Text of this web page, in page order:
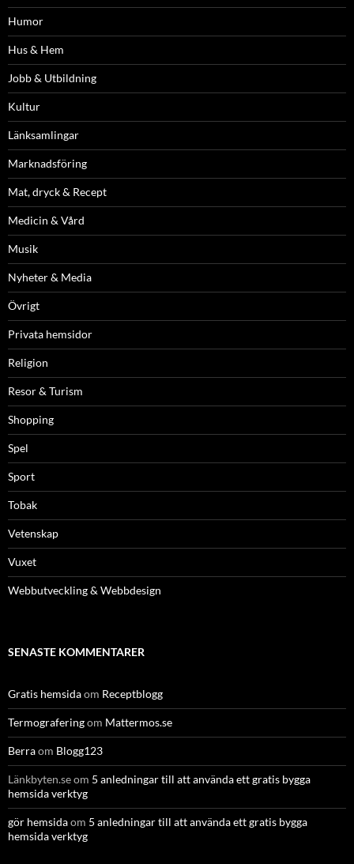
Humor
Hus & Hem
Jobb & Utbildning
Kultur
Länksamlingar
Marknadsföring
Mat, dryck & Recept
Medicin & Vård
Musik
Nyheter & Media
Övrigt
Privata hemsidor
Religion
Resor & Turism
Shopping
Spel
Sport
Tobak
Vetenskap
Vuxet
Webbutveckling & Webbdesign
SENASTE KOMMENTARER
Gratis hemsidaom Receptblogg
Termograferingom Mattermos.se
Berraom Blogg123
Länkbyten.seom 5 anledningar till att använda ett gratis bygga
hemsida verktyg
gör hemsidaom 5 anledningar till att använda ett gratis bygga
hemsida verktyg